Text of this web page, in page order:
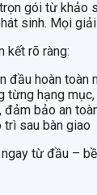
gói từ khảo
sinh. Mọi
kết rõ ràng:
đầu hoàn toàn
từng hạng
bảo an
trì sau bàn giao
từ đầu –